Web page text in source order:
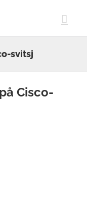
svitsj
Cisco-